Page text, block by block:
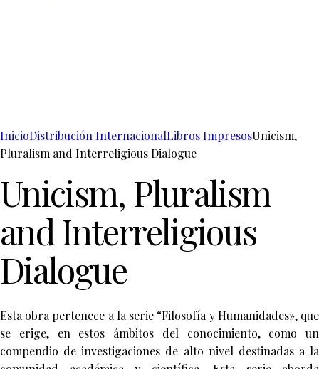
InicioDistribución InternacionalLibros ImpresosUnicism,
Pluralism and Interreligious Dialogue
Unicism, Pluralism
and Interreligious
Dialogue
Esta obra pertenece a la serie “Filosofía y Humanidades», que
se erige, en estos ámbitos del conocimiento, como un
compendio de investigaciones de alto nivel destinadas a la